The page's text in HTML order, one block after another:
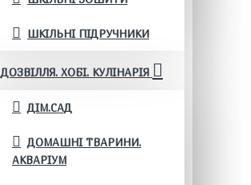
ШКІЛЬНІ ПІДРУЧНИКИ
ДОЗВІЛЛЯ. ХОБІ. КУЛІНАРІЯ
ДІМ.САД
ДОМАШНІ ТВАРИНИ.
АКВАРІУМ